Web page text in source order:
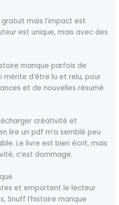
mais l’impact est
est unique, mais avec des
manque parfois de
mérite d’être lu et relu, pour
et de nouvelles résumé
créativité et
lire un pdf m’a semblé peu
Le livre est bien écrit, mais
c’est dommage.
et emportent le lecteur
Snuff l’histoire manque